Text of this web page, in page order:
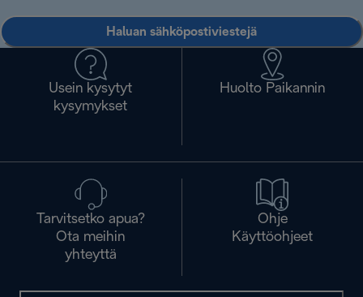
Haluan sähköpostiviestejä
Usein kysytyt
kysymykset
Huolto Paikannin
Tarvitsetko apua?
Ota meihin
yhteyttä
Ohje
Käyttöohjeet